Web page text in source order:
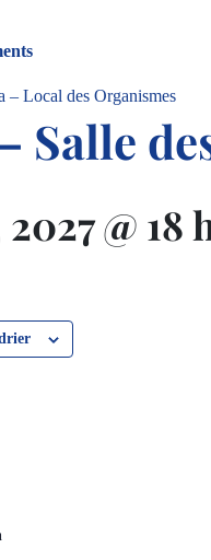
– Local des Organismes
Salle
@ 18